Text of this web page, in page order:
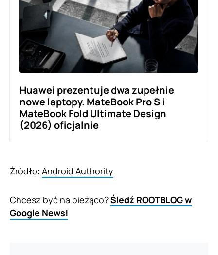
Huawei prezentuje dwa zupełnie
nowe laptopy. MateBook Pro S i
MateBook Fold Ultimate Design
(2026) oficjalnie
Źródło: Android Authority
Chcesz być na bieżąco?Śledź ROOTBLOG w
Google News!